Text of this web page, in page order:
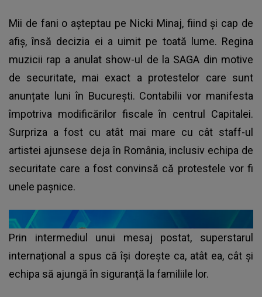
Mii de fani o așteptau pe Nicki Minaj, fiind și cap de
afiș, însă decizia ei a uimit pe toată lume. Regina
muzicii rap a anulat show-ul de la SAGA din motive
de securitate, mai exact a protestelor care sunt
anunțate luni în București. Contabilii vor manifesta
împotriva modificărilor fiscale în centrul Capitalei.
Surpriza a fost cu atât mai mare cu cât staff-ul
artistei ajunsese deja în România, inclusiv echipa de
securitate care a fost convinsă că protestele vor fi
unele paşnice.
Prin intermediul unui mesaj postat, superstarul
internațional a spus că își dorește ca, atât ea, cât și
echipa să ajungă în siguranță la familiile lor.